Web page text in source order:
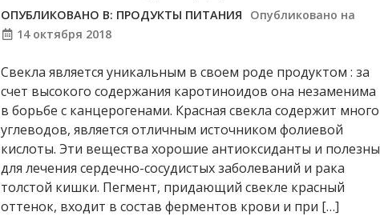
ОПУБЛИКОВАНО В: ПРОДУКТЫ ПИТАНИЯ
Опубликовано на
14 октября 2018
Свекла является уникальным в своем роде продуктом : за
счет высокого содержания каротиноидов она незаменима
в борьбе с канцерогенами. Красная свекла содержит много
углеводов, является отличным источником фолиевой
кислоты. Эти вещества хорошие антиоксиданты и полезны
для лечения сердечно-сосудистых заболеваний и рака
толстой кишки. Пегмент, придающий свекле красный
оттенок, входит в состав ферментов крови и при […]